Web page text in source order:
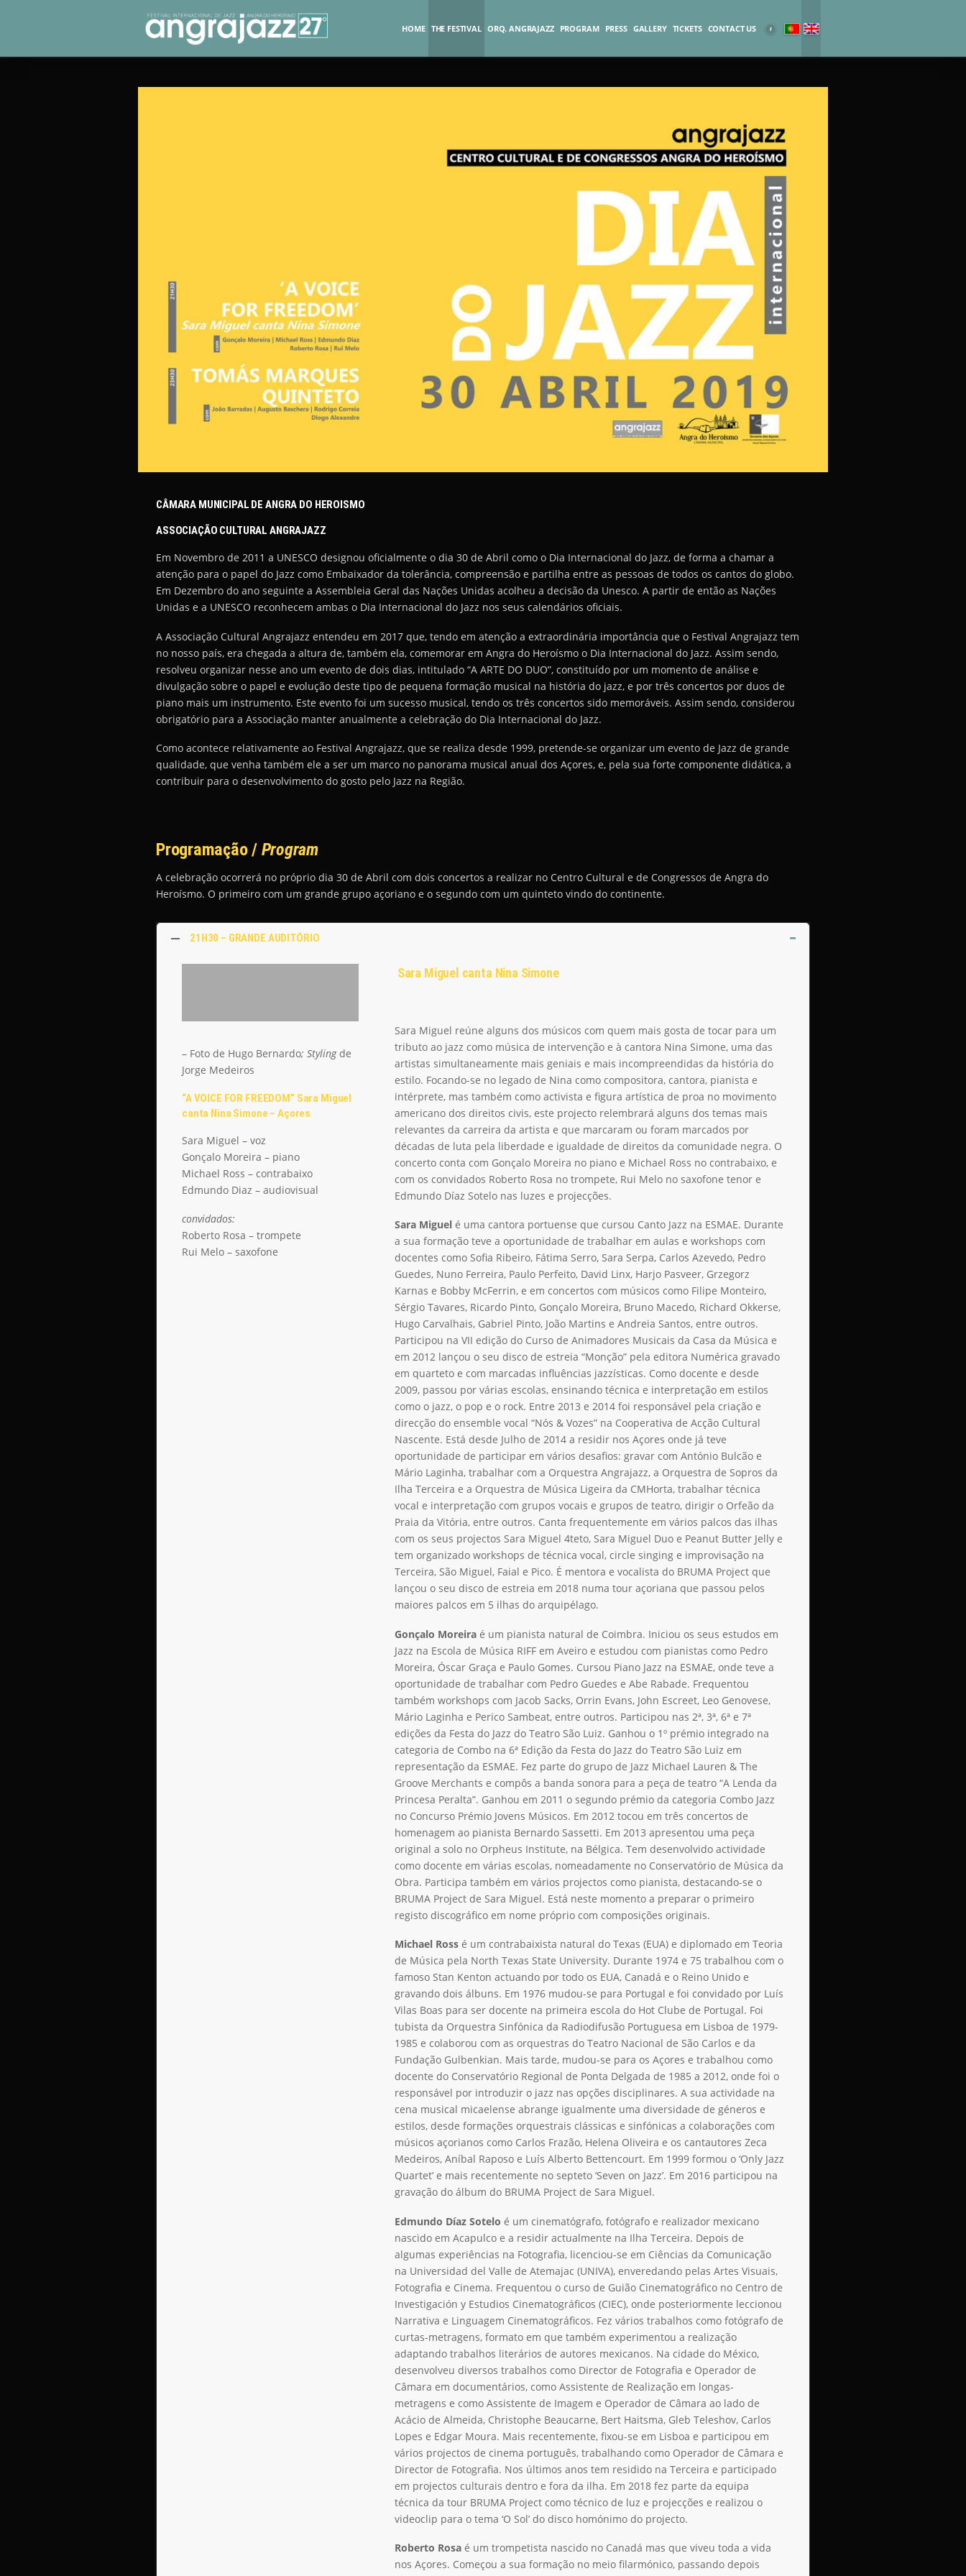
HOME THE FESTIVAL ORQ. ANGRAJAZZ PROGRAM PRESS GALLERY TICKETS CONTACT US
CÂMARA MUNICIPAL DE ANGRA DO HEROISMO
ASSOCIAÇÃO CULTURAL ANGRAJAZZ
Em Novembro de 2011 a UNESCO designou oficialmente o dia 30 de Abril como o Dia Internacional do Jazz, de forma a chamar a
atenção para o papel do Jazz como Embaixador da tolerância, compreensão e partilha entre as pessoas de todos os cantos do globo.
Em Dezembro do ano seguinte a Assembleia Geral das Nações Unidas acolheu a decisão da Unesco. A partir de então as Nações
Unidas e a UNESCO reconhecem ambas o Dia Internacional do Jazz nos seus calendários oficiais.
A Associação Cultural Angrajazz entendeu em 2017 que, tendo em atenção a extraordinária importância que o Festival Angrajazz tem
no nosso país, era chegada a altura de, também ela, comemorar em Angra do Heroísmo o Dia Internacional do Jazz. Assim sendo,
resolveu organizar nesse ano um evento de dois dias, intitulado “A ARTE DO DUO”, constituído por um momento de análise e
divulgação sobre o papel e evolução deste tipo de pequena formação musical na história do jazz, e por três concertos por duos de
piano mais um instrumento. Este evento foi um sucesso musical, tendo os três concertos sido memoráveis. Assim sendo, considerou
obrigatório para a Associação manter anualmente a celebração do Dia Internacional do Jazz.
Como acontece relativamente ao Festival Angrajazz, que se realiza desde 1999, pretende-se organizar um evento de Jazz de grande
qualidade, que venha também ele a ser um marco no panorama musical anual dos Açores, e, pela sua forte componente didática, a
contribuir para o desenvolvimento do gosto pelo Jazz na Região.
Programação / Program
A celebração ocorrerá no próprio dia 30 de Abril com dois concertos a realizar no Centro Cultural e de Congressos de Angra do
Heroísmo. O primeiro com um grande grupo açoriano e o segundo com um quinteto vindo do continente.
21H30 – GRANDE AUDITÓRIO
– Foto de Hugo Bernardo; Stylingde
Jorge Medeiros
“A VOICE FOR FREEDOM” Sara Miguel
canta Nina Simone – Açores
Sara Miguel – voz
Gonçalo Moreira – piano
Michael Ross – contrabaixo
Edmundo Diaz – audiovisual
convidados:
Roberto Rosa – trompete
Rui Melo – saxofone
Sara Miguel canta Nina Simone
Sara Miguel reúne alguns dos músicos com quem mais gosta de tocar para um
tributo ao jazz como música de intervenção e à cantora Nina Simone, uma das
artistas simultaneamente mais geniais e mais incompreendidas da história do
estilo. Focando-se no legado de Nina como compositora, cantora, pianista e
intérprete, mas também como activista e figura artística de proa no movimento
americano dos direitos civis, este projecto relembrará alguns dos temas mais
relevantes da carreira da artista e que marcaram ou foram marcados por
décadas de luta pela liberdade e igualdade de direitos da comunidade negra. O
concerto conta com Gonçalo Moreira no piano e Michael Ross no contrabaixo, e
com os convidados Roberto Rosa no trompete, Rui Melo no saxofone tenor e
Edmundo Díaz Sotelo nas luzes e projecções.
Sara Miguelé uma cantora portuense que cursou Canto Jazz na ESMAE. Durante
a sua formação teve a oportunidade de trabalhar em aulas e workshops com
docentes como Sofia Ribeiro, Fátima Serro, Sara Serpa, Carlos Azevedo, Pedro
Guedes, Nuno Ferreira, Paulo Perfeito, David Linx, Harjo Pasveer, Grzegorz
Karnas e Bobby McFerrin, e em concertos com músicos como Filipe Monteiro,
Sérgio Tavares, Ricardo Pinto, Gonçalo Moreira, Bruno Macedo, Richard Okkerse,
Hugo Carvalhais, Gabriel Pinto, João Martins e Andreia Santos, entre outros.
Participou na VII edição do Curso de Animadores Musicais da Casa da Música e
em 2012 lançou o seu disco de estreia “Monção” pela editora Numérica gravado
em quarteto e com marcadas influências jazzísticas. Como docente e desde
2009, passou por várias escolas, ensinando técnica e interpretação em estilos
como o jazz, o pop e o rock. Entre 2013 e 2014 foi responsável pela criação e
direcção do ensemble vocal “Nós & Vozes” na Cooperativa de Acção Cultural
Nascente. Está desde Julho de 2014 a residir nos Açores onde já teve
oportunidade de participar em vários desafios: gravar com António Bulcão e
Mário Laginha, trabalhar com a Orquestra Angrajazz, a Orquestra de Sopros da
Ilha Terceira e a Orquestra de Música Ligeira da CMHorta, trabalhar técnica
vocal e interpretação com grupos vocais e grupos de teatro, dirigir o Orfeão da
Praia da Vitória, entre outros. Canta frequentemente em vários palcos das ilhas
com os seus projectos Sara Miguel 4teto, Sara Miguel Duo e Peanut Butter Jelly e
tem organizado workshops de técnica vocal, circle singing e improvisação na
Terceira, São Miguel, Faial e Pico. É mentora e vocalista do BRUMA Project que
lançou o seu disco de estreia em 2018 numa tour açoriana que passou pelos
maiores palcos em 5 ilhas do arquipélago.
Gonçalo Moreiraé um pianista natural de Coimbra. Iniciou os seus estudos em
Jazz na Escola de Música RIFF em Aveiro e estudou com pianistas como Pedro
Moreira, Óscar Graça e Paulo Gomes. Cursou Piano Jazz na ESMAE, onde teve a
oportunidade de trabalhar com Pedro Guedes e Abe Rabade. Frequentou
também workshops com Jacob Sacks, Orrin Evans, John Escreet, Leo Genovese,
Mário Laginha e Perico Sambeat, entre outros. Participou nas 2ª, 3ª, 6ª e 7ª
edições da Festa do Jazz do Teatro São Luiz. Ganhou o 1º prémio integrado na
categoria de Combo na 6ª Edição da Festa do Jazz do Teatro São Luiz em
representação da ESMAE. Fez parte do grupo de Jazz Michael Lauren & The
Groove Merchants e compôs a banda sonora para a peça de teatro “A Lenda da
Princesa Peralta”. Ganhou em 2011 o segundo prémio da categoria Combo Jazz
no Concurso Prémio Jovens Músicos. Em 2012 tocou em três concertos de
homenagem ao pianista Bernardo Sassetti. Em 2013 apresentou uma peça
original a solo no Orpheus Institute, na Bélgica. Tem desenvolvido actividade
como docente em várias escolas, nomeadamente no Conservatório de Música da
Obra. Participa também em vários projectos como pianista, destacando-se o
BRUMA Project de Sara Miguel. Está neste momento a preparar o primeiro
registo discográfico em nome próprio com composições originais.
Michael Rossé um contrabaixista natural do Texas (EUA) e diplomado em Teoria
de Música pela North Texas State University. Durante 1974 e 75 trabalhou com o
famoso Stan Kenton actuando por todo os EUA, Canadá e o Reino Unido e
gravando dois álbuns. Em 1976 mudou-se para Portugal e foi convidado por Luís
Vilas Boas para ser docente na primeira escola do Hot Clube de Portugal. Foi
tubista da Orquestra Sinfónica da Radiodifusão Portuguesa em Lisboa de 1979-
1985 e colaborou com as orquestras do Teatro Nacional de São Carlos e da
Fundação Gulbenkian. Mais tarde, mudou-se para os Açores e trabalhou como
docente do Conservatório Regional de Ponta Delgada de 1985 a 2012, onde foi o
responsável por introduzir o jazz nas opções disciplinares. A sua actividade na
cena musical micaelense abrange igualmente uma diversidade de géneros e
estilos, desde formações orquestrais clássicas e sinfónicas a colaborações com
músicos açorianos como Carlos Frazão, Helena Oliveira e os cantautores Zeca
Medeiros, Aníbal Raposo e Luís Alberto Bettencourt. Em 1999 formou o ‘Only Jazz
Quartet’ e mais recentemente no septeto ‘Seven on Jazz’. Em 2016 participou na
gravação do álbum do BRUMA Project de Sara Miguel.
Edmundo Díaz Sotelo é um cinematógrafo, fotógrafo e realizador mexicano
nascido em Acapulco e a residir actualmente na Ilha Terceira. Depois de
algumas experiências na Fotografia, licenciou-se em Ciências da Comunicação
na Universidad del Valle de Atemajac (UNIVA), enveredando pelas Artes Visuais,
Fotografia e Cinema. Frequentou o curso de Guião Cinematográfico no Centro de
Investigación y Estudios Cinematográficos (CIEC), onde posteriormente leccionou
Narrativa e Linguagem Cinematográficos. Fez vários trabalhos como fotógrafo de
curtas-metragens, formato em que também experimentou a realização
adaptando trabalhos literários de autores mexicanos. Na cidade do México,
desenvolveu diversos trabalhos como Director de Fotografia e Operador de
Câmara em documentários, como Assistente de Realização em longas-
metragens e como Assistente de Imagem e Operador de Câmara ao lado de
Acácio de Almeida, Christophe Beaucarne, Bert Haitsma, Gleb Teleshov, Carlos
Lopes e Edgar Moura. Mais recentemente, fixou-se em Lisboa e participou em
vários projectos de cinema português, trabalhando como Operador de Câmara e
Director de Fotografia. Nos últimos anos tem residido na Terceira e participado
em projectos culturais dentro e fora da ilha. Em 2018 fez parte da equipa
técnica da tour BRUMA Project como técnico de luz e projecções e realizou o
videoclip para o tema ‘O Sol’ do disco homónimo do projecto.
Roberto Rosaé um trompetista nascido no Canadá mas que viveu toda a vida
nos Açores. Começou a sua formação no meio filarmónico, passando depois